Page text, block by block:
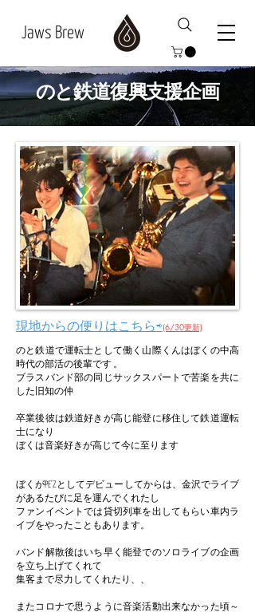
Jaws Brew
のと鉄道復興支援企画
現地からの便りはこちら⇨(6/30更新)
のと鉄道で運転士として働く山際くんはぼくの中高
時代の部活の後輩です 。
ブラスバンド部の同じサックスパートで苦楽を共に
した旧知の仲
卒業後彼は鉄道好きが高じ能登に移住して鉄道運転
士になり
ぼくは音楽好きが高じて今に至ります
ぼくがPE’Zとしてデビューしてからは、金沢でライブ
があるたびに足を運んでくれたし
ファンイベントでは貸切列車を出してもらい車内ラ
イブをやったこともあります。
バンド解散後はいち早く能登でのソロライブの企画
を立ち上げてくれて
集客まで尽力してくれたり、、
またコロナで思うように音楽活動出来なかった頃～